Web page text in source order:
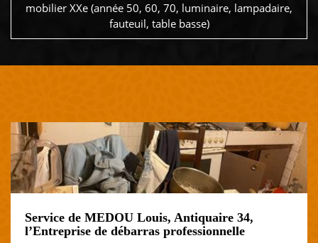
mobilier XXe (année 50, 60, 70, luminaire, lampadaire,
fauteuil, table basse)
Service de MEDOU Louis, Antiquaire 34,
l’Entreprise de débarras professionnelle